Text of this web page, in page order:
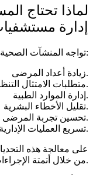
لماذا تحتاج
إدارة
تواجه المنشآت الصحية العديد من التحديات اليومية، منها:
زيادة أعداد المرضى.
متطلبات الامتثال التنظيمي.
إدارة الموارد الطبية.
تقليل الأخطاء البشرية.
تحسين تجربة المرضى.
تسريع العمليات الإدارية.
من خلال أتمتة الإجراءات وتحسين تدفق البيانات بين الأقسام.